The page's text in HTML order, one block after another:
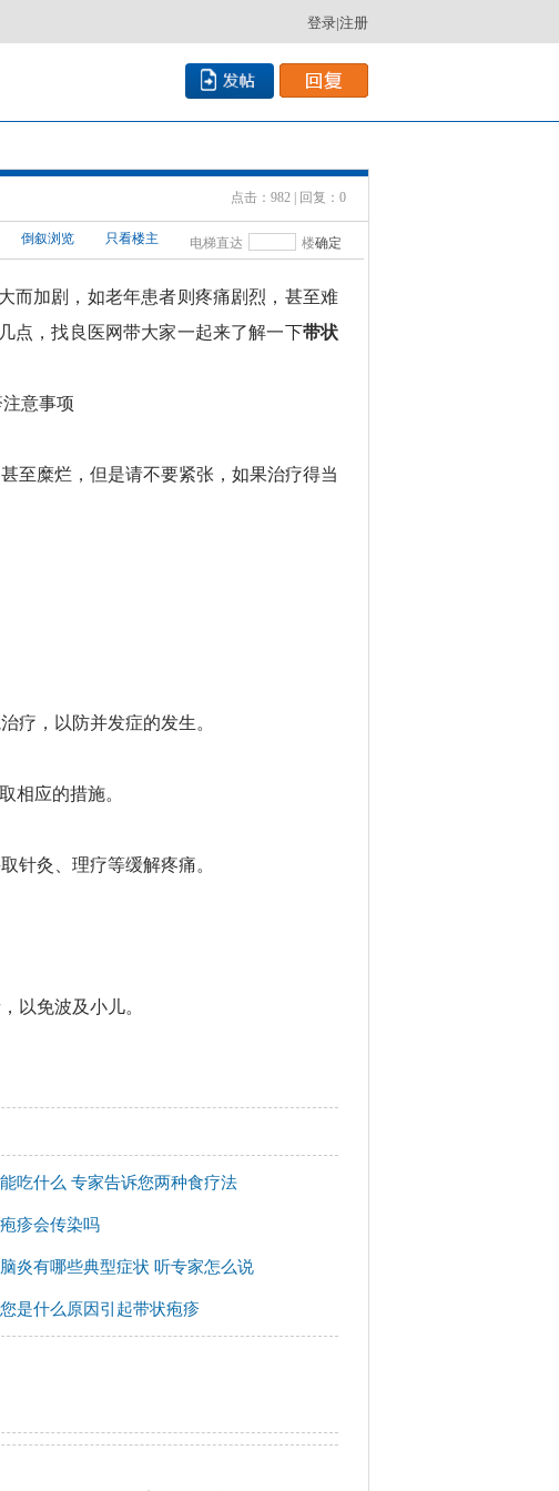
注册
|
登录
点击：982 | 回复：0
电梯直达 楼确定
倒叙浏览 只看楼主
而加剧，如老年患者则疼痛剧烈，甚至难
点，找良医网带大家一起来了解一下带状
至糜烂，但是请不要紧张，如果治疗得当
疗，以防并发症的发生。
相应的措施。
针灸、理疗等缓解疼痛。
以免波及小儿。
吃什么 专家告诉您两种食疗法
疹会传染吗
炎有哪些典型症状 听专家怎么说
是什么原因引起带状疱疹